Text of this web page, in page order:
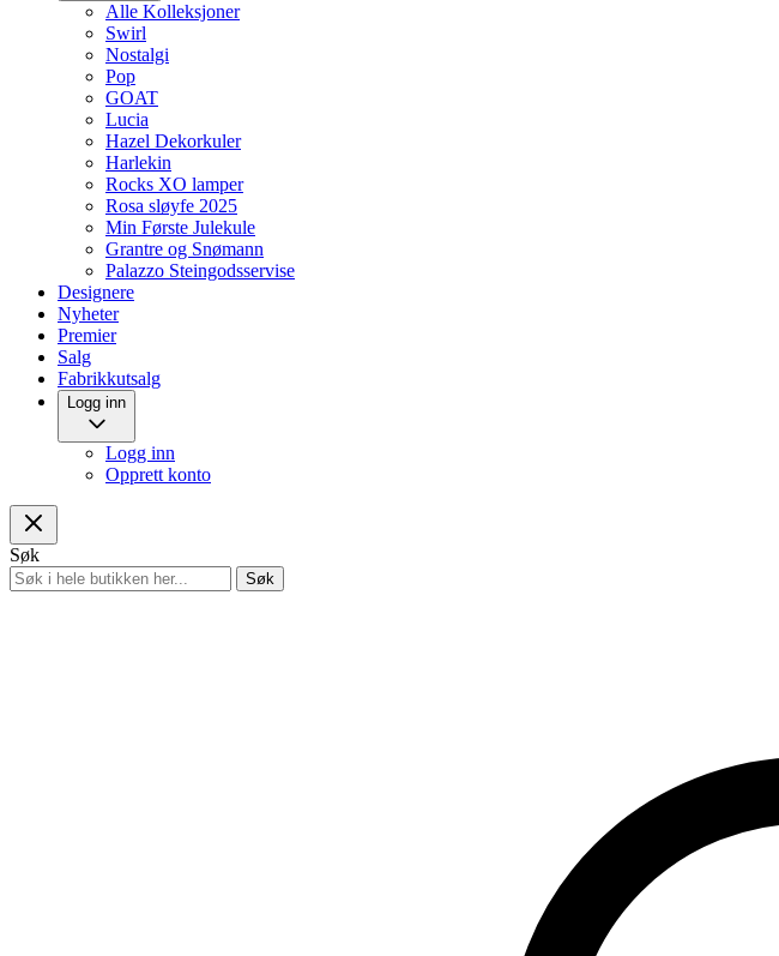
Alle Kolleksjoner
Swirl
Nostalgi
Pop
GOAT
Lucia
Hazel Dekorkuler
Harlekin
Rocks XO lamper
Rosa sløyfe 2025
Min Første Julekule
Grantre og Snømann
Palazzo Steingodsservise
Designere
Nyheter
Premier
Salg
Fabrikkutsalg
Logg inn
Logg inn
Opprett konto
Søk
Søk